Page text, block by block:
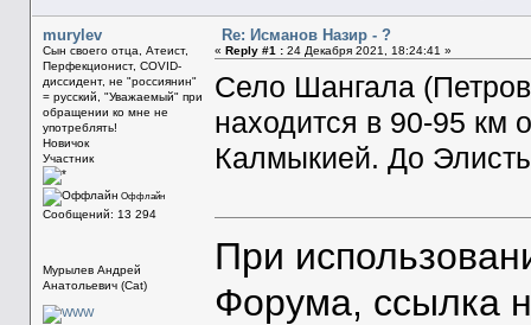
murylev
Сын своего отца, Атеист,
Перфекционист, COVID-
диссидент, не "россиянин"
= русский, "Уважаемый" при
обращении ко мне не
употреблять!
Новичок
Участник
Оффлайн
Сообщений: 13 294
Мурылев Андрей
Анатольевич (Cat)
Re: Исманов Назир - ?
« Reply #1 :24 Декабря 2021, 18:24:41 »
Село Шангала
находится в 90-95 км
Калмыкией. До
При
Форума, ссылка